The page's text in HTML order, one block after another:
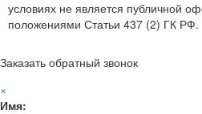
условиях не является публичной
положениями Статьи 437 (2) ГК РФ.
Заказать обратный звонок
×
Имя: